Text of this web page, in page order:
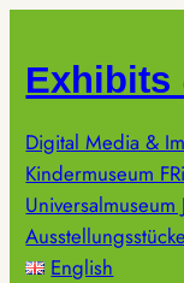
springen
Exhibits
Digital Media &
Kindermuseum
Universalmuseum
Ausstellungsstücke
English